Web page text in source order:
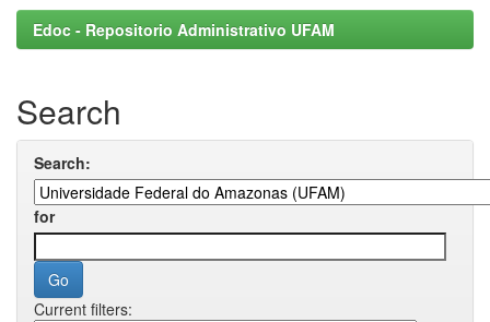
Edoc - Repositorio Administrativo UFAM
Search
Search:
for
Current filters: